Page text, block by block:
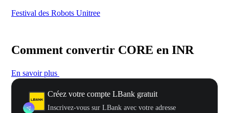
Festival des Robots Unitree
Comment convertir CORE en INR
En savoir plus
Créez votre compte LBank gratuit
Inscrivez-vous sur LBank avec votre adresse